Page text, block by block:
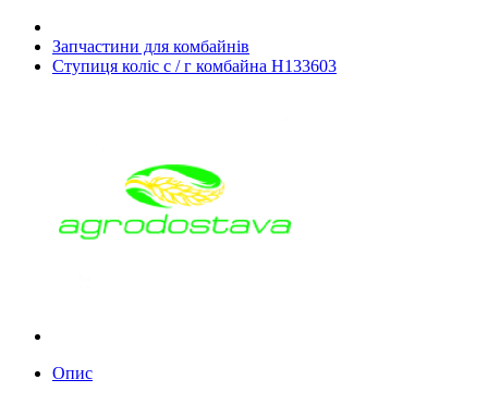
Запчастини для комбайнів
Ступиця коліс с / г комбайна H133603
Опис